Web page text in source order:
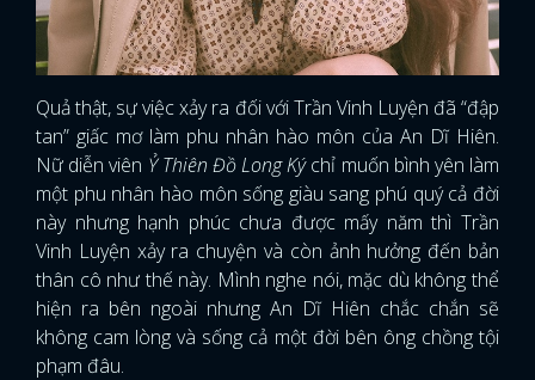
Quả thật, sự việc xảy ra đối với Trần Vinh Luyện đã “đập
tan” giấc mơ làm phu nhân hào môn của An Dĩ Hiên.
Nữ diễn viên Ỷ Thiên Đồ Long Kýchỉ muốn bình yên làm
một phu nhân hào môn sống giàu sang phú quý cả đời
này nhưng hạnh phúc chưa được mấy năm thì Trần
Vinh Luyện xảy ra chuyện và còn ảnh hưởng đến bản
thân cô như thế này. Mình nghe nói, mặc dù không thể
hiện ra bên ngoài nhưng An Dĩ Hiên chắc chắn sẽ
không cam lòng và sống cả một đời bên ông chồng tội
phạm đâu.